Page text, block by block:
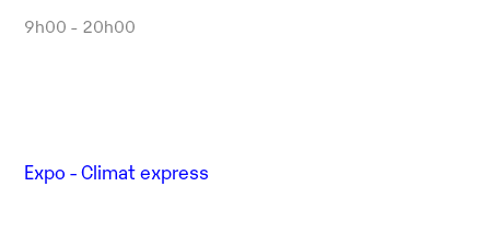
9h00 - 20h00
Expo - Climat express